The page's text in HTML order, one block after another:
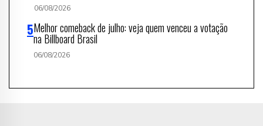
06/08/2026
Melhor comeback de julho: veja quem venceu a votação
na Billboard Brasil
06/08/2026